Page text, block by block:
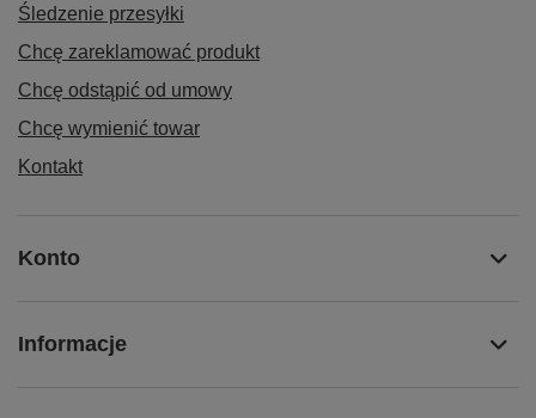
Śledzenie przesyłki
Chcę zareklamować produkt
Chcę odstąpić od umowy
Chcę wymienić towar
Kontakt
Konto
Informacje